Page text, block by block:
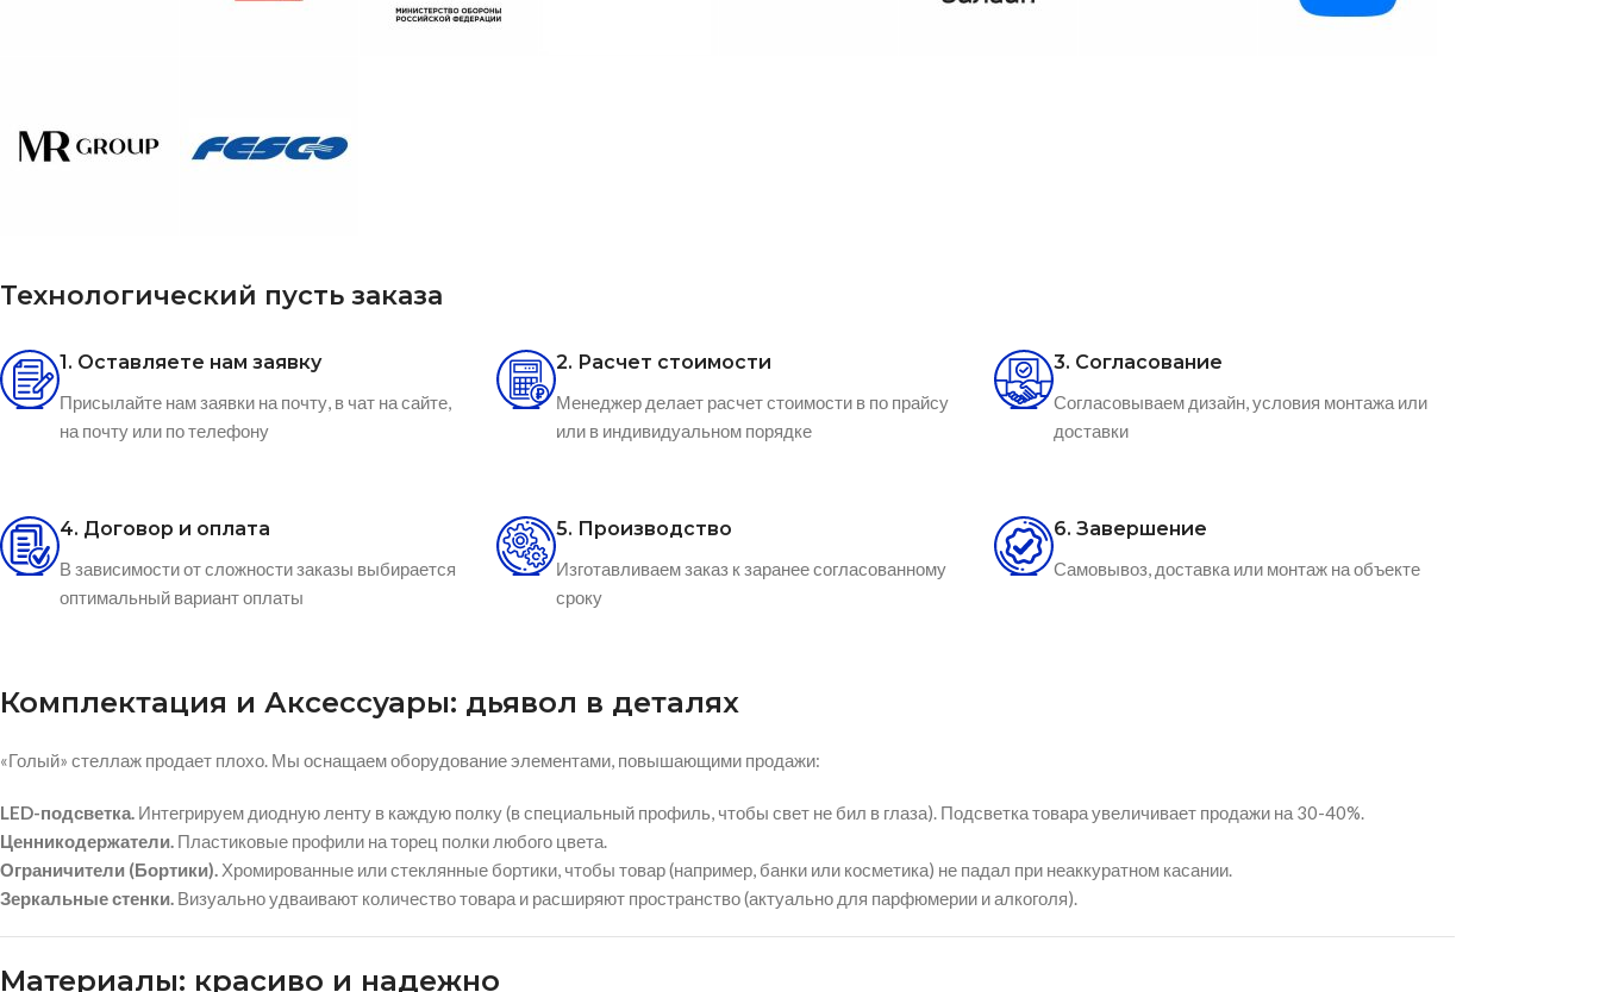
Технологический пусть заказа
1. Оставляете нам заявку
Присылайте нам заявки на почту, в чат на сайте,
на почту или по телефону
2. Расчет стоимости
Менеджер делает расчет стоимости в по прайсу
или в индивидуальном порядке
3. Согласование
Согласовываем дизайн, условия монтажа или
доставки
4. Договор и оплата
В зависимости от сложности заказы выбирается
оптимальный вариант оплаты
5. Производство
Изготавливаем заказ к заранее согласованному
сроку
6. Завершение
Самовывоз, доставка или монтаж на объекте
Комплектация и Аксессуары: дьявол в деталях
«Голый» стеллаж продает плохо. Мы оснащаем оборудование элементами, повышающими продажи:
LED-подсветка. Интегрируем диодную ленту в каждую полку (в специальный профиль, чтобы свет не бил в глаза). Подсветка товара увеличивает продажи на 30-40%.
Ценникодержатели. Пластиковые профили на торец полки любого цвета.
Ограничители (Бортики). Хромированные или стеклянные бортики, чтобы товар (например, банки или косметика) не падал при неаккуратном касании.
Зеркальные стенки. Визуально удваивают количество товара и расширяют пространство (актуально для парфюмерии и алкоголя).
Материалы: красиво и надежно